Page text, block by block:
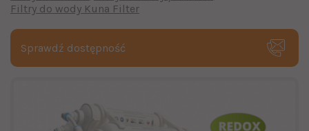
Filtry do wody Kuna Filter
Sprawdź dostępność